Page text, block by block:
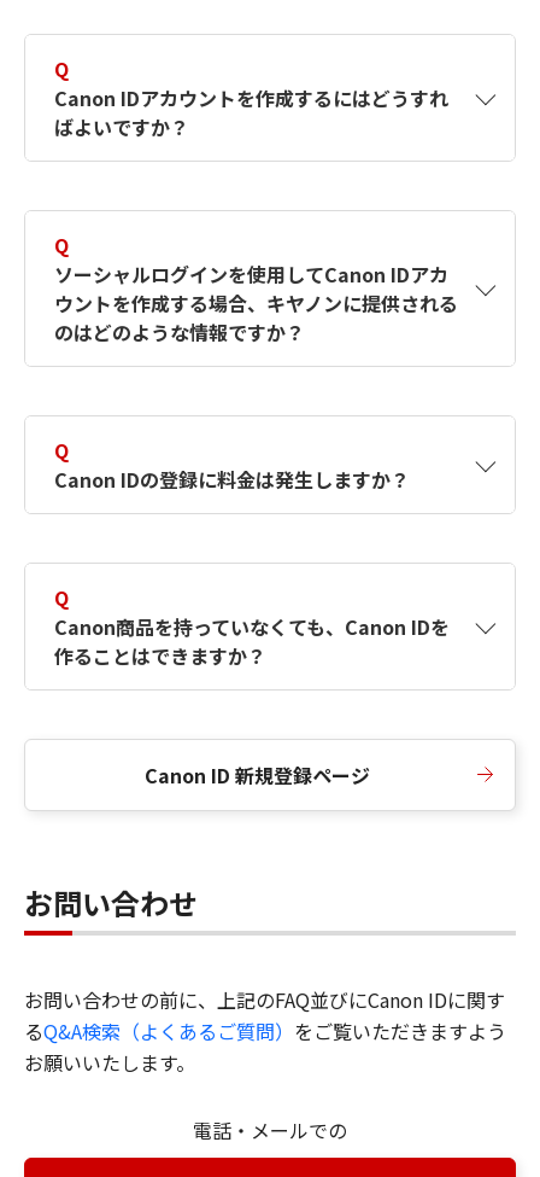
Q
Canon IDアカウントを作成するにはどうすれ
ばよいですか？
す。詳しい作成方法は【カメラ】Canon IDとは
何ですか？Canon IDの作成方法は？をご確認く
ださい。
Q
ソーシャルログインを使用してCanon IDアカ
ウントを作成する場合、キヤノンに提供される
のはどのような情報ですか？
択したサービスから取得します。アカウントを
簡単に作成できるように、この情報を使用して
Canon IDの登録フォームを入力します。
Q
Canon IDの登録に料金は発生しますか？
Q
Canon商品を持っていなくても、Canon IDを
作ることはできますか？
Canon ID 新規登録ページ
お問い合わせ
お問い合わせの前に、上記のFAQ並びにCanon IDに関す
るQ&A検索（よくあるご質問） をご覧いただきますよう
お願いいたします。
電話・メールでの